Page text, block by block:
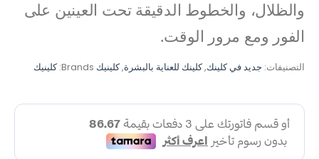
والظلال، والخطوط الدقيقة تحت العينين على
الفور ومع مرور الوقت.
التصنيفات: جديد في كلينك,كلينك للعناية بالبشرة,كلينيك Brands: كلينيك